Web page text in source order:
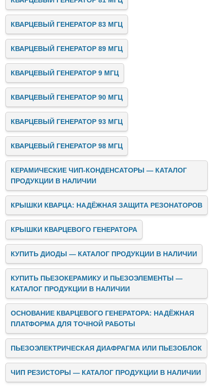
КВАРЦЕВЫЙ ГЕНЕРАТОР 83 МГЦ
КВАРЦЕВЫЙ ГЕНЕРАТОР 89 МГЦ
КВАРЦЕВЫЙ ГЕНЕРАТОР 9 МГЦ
КВАРЦЕВЫЙ ГЕНЕРАТОР 90 МГЦ
КВАРЦЕВЫЙ ГЕНЕРАТОР 93 МГЦ
КВАРЦЕВЫЙ ГЕНЕРАТОР 98 МГЦ
КЕРАМИЧЕСКИЕ ЧИП-КОНДЕНСАТОРЫ — КАТАЛОГ
ПРОДУКЦИИ В НАЛИЧИИ
КРЫШКИ КВАРЦА: НАДЁЖНАЯ ЗАЩИТА РЕЗОНАТОРОВ
КРЫШКИ КВАРЦЕВОГО ГЕНЕРАТОРА
КУПИТЬ ДИОДЫ — КАТАЛОГ ПРОДУКЦИИ В НАЛИЧИИ
КУПИТЬ ПЬЕЗОКЕРАМИКУ И ПЬЕЗОЭЛЕМЕНТЫ —
КАТАЛОГ ПРОДУКЦИИ В НАЛИЧИИ
ОСНОВАНИЕ КВАРЦЕВОГО ГЕНЕРАТОРА: НАДЁЖНАЯ
ПЛАТФОРМА ДЛЯ ТОЧНОЙ РАБОТЫ
ПЬЕЗОЭЛЕКТРИЧЕСКАЯ ДИАФРАГМА ИЛИ ПЬЕЗОБЛОК
ЧИП РЕЗИСТОРЫ — КАТАЛОГ ПРОДУКЦИИ В НАЛИЧИИ